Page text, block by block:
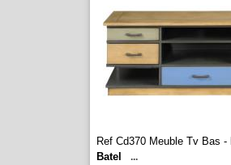
Ref Cd370 Meuble Tv Bas -
Batel
...